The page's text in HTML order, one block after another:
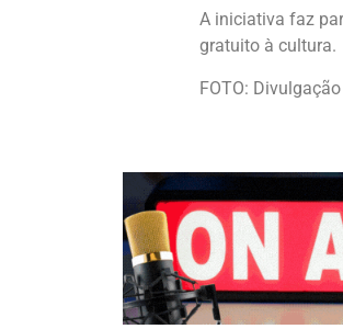
A iniciativa faz
gratuito à cultura.
FOTO: